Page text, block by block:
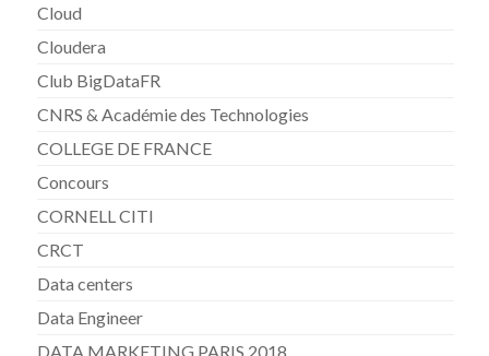
Cloud
Cloudera
Club BigDataFR
CNRS & Académie des Technologies
COLLEGE DE FRANCE
Concours
CORNELL CITI
CRCT
Data centers
Data Engineer
DATA MARKETING PARIS 2018